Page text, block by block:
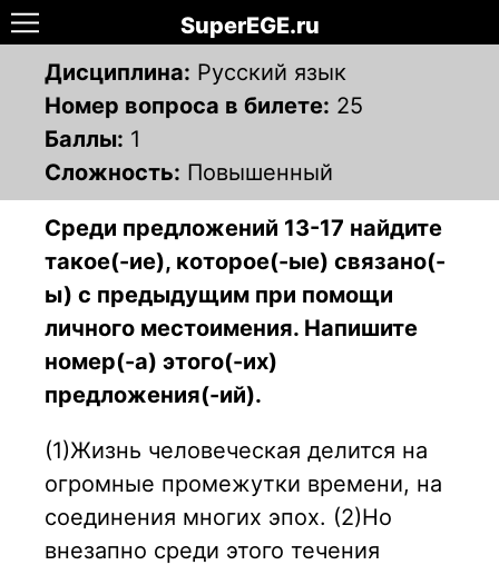
SuperEGE.ru
Дисциплина: Русский язык
Номер вопроса в билете: 25
Баллы: 1
Сложность: Повышенный
Среди предложений 13-17 найдите
такое(-ие), которое(-ые) связано(-
ы) с предыдущим при помощи
личного местоимения. Напишите
номер(-а) этого(-их)
предложения(-ий).
(1)Жизнь человеческая делится на
огромные промежутки времени, на
соединения многих эпох. (2)Но
внезапно среди этого течения